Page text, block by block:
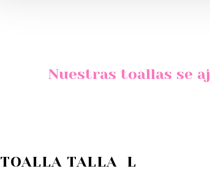
Nuestras toallas se
TOALLA TALLA L